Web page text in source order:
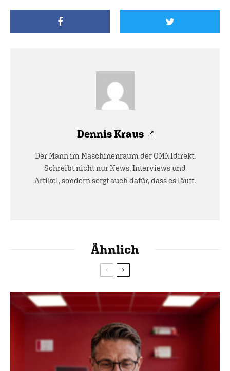
Dennis Kraus
Der Mann im Maschinenraum der OMNIdirekt.
Schreibt nicht nur News, Interviews und
Artikel, sondern sorgt auch dafür, dass es läuft.
Ähnlich